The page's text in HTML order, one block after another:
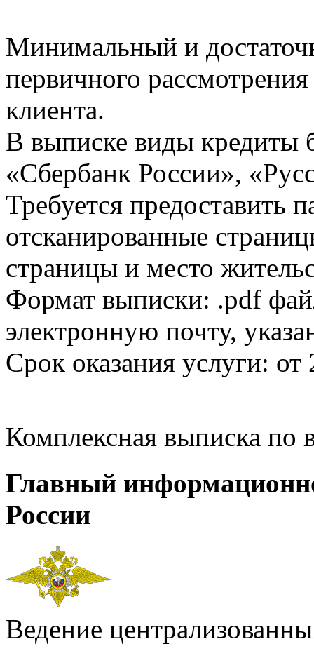
Минимальный и
первичного
клиента.
В выписке виды кредиты
«Сбербанк России»,
Требуется предоставить
отсканированные
страницы и место
Формат выписки: .pdf
электронную почту,
Срок оказания услуги: от
Комплексная выписка
Главный
России
Ведение